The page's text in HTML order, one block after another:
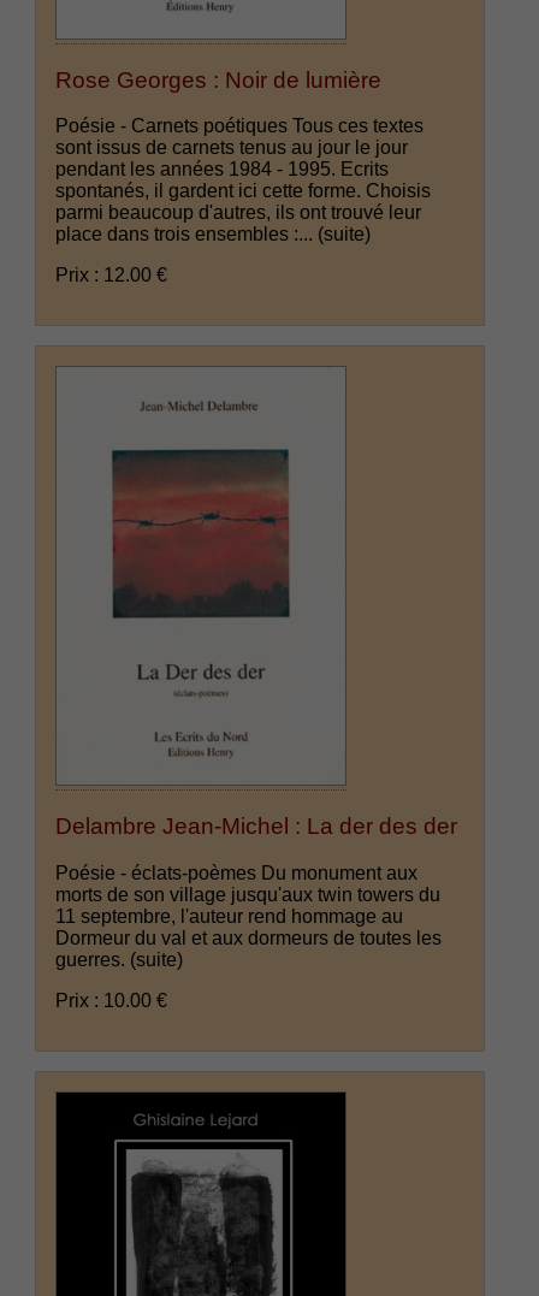
Rose Georges : Noir de lumière
Poésie - Carnets poétiques Tous ces textes
sont issus de carnets tenus au jour le jour
pendant les années 1984 - 1995. Ecrits
spontanés, il gardent ici cette forme. Choisis
parmi beaucoup d'autres, ils ont trouvé leur
place dans trois ensembles :... (suite)
Prix : 12.00 €
Delambre Jean-Michel : La der des der
Poésie - éclats-poèmes Du monument aux
morts de son village jusqu'aux twin towers du
11 septembre, l'auteur rend hommage au
Dormeur du val et aux dormeurs de toutes les
guerres. (suite)
Prix : 10.00 €